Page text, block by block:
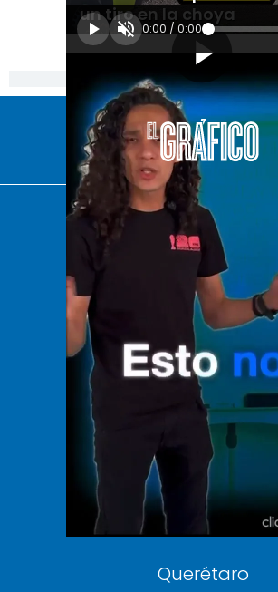
un tiro en la choya
0:00 / 0:00
[Publicidad]
El Universal
Vive USA
Clase
De 10 sports
DeDinero
Confabulario
Aviso Oportuno
Consultas
Querétaro